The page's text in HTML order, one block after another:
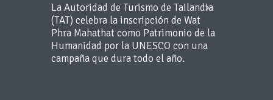
La Autoridad de Turismo de Tailandia
(TAT) celebra la inscripción de Wat
Phra Mahathat como Patrimonio de la
Humanidad por la UNESCO con una
campaña que dura todo el año.